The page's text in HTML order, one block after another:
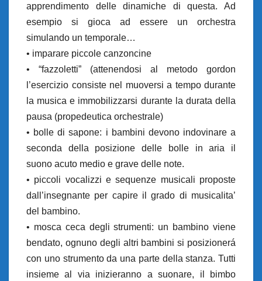
apprendimento delle dinamiche di questa. Ad
esempio si gioca ad essere un orchestra
simulando un temporale…
• imparare piccole canzoncine
• “fazzoletti” (attenendosi al metodo gordon
l’esercizio consiste nel muoversi a tempo durante
la musica e immobilizzarsi durante la durata della
pausa (propedeutica orchestrale)
• bolle di sapone: i bambini devono indovinare a
seconda della posizione delle bolle in aria il
suono acuto medio e grave delle note.
• piccoli vocalizzi e sequenze musicali proposte
dall’insegnante per capire il grado di musicalita’
del bambino.
• mosca ceca degli strumenti: un bambino viene
bendato, ognuno degli altri bambini si posizionerá
con uno strumento da una parte della stanza. Tutti
insieme al via inizieranno a suonare, il bimbo